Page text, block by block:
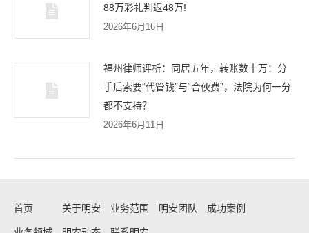
88万彩礼判返48万!
2026年6月16日
福州律师评析：同居五年，转账数十万：分
手后索要“代管钱”与“合伙费”，法院为何一分
都不支持？
2026年6月11日
首页 关于明安 业务范围 明安团队 成功案例